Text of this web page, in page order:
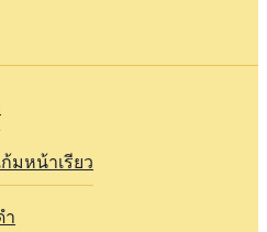
มหน้าเรียว
ำ